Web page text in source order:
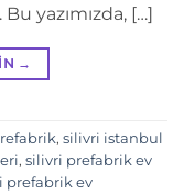
yazımızda, […]
→
, silivri istanbul
, silivri prefabrik ev
prefabrik ev